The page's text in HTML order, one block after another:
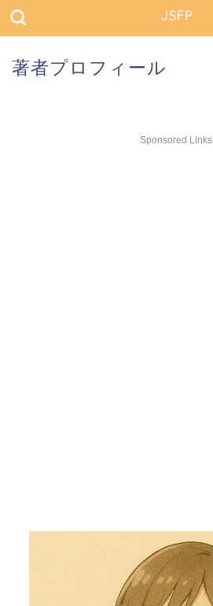
JSFP
著者プロフィール
Sponsored Links